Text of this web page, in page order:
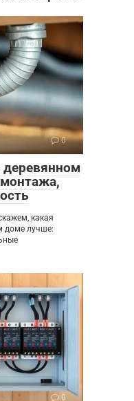
0
деревянном
какая
доме лучше:
0